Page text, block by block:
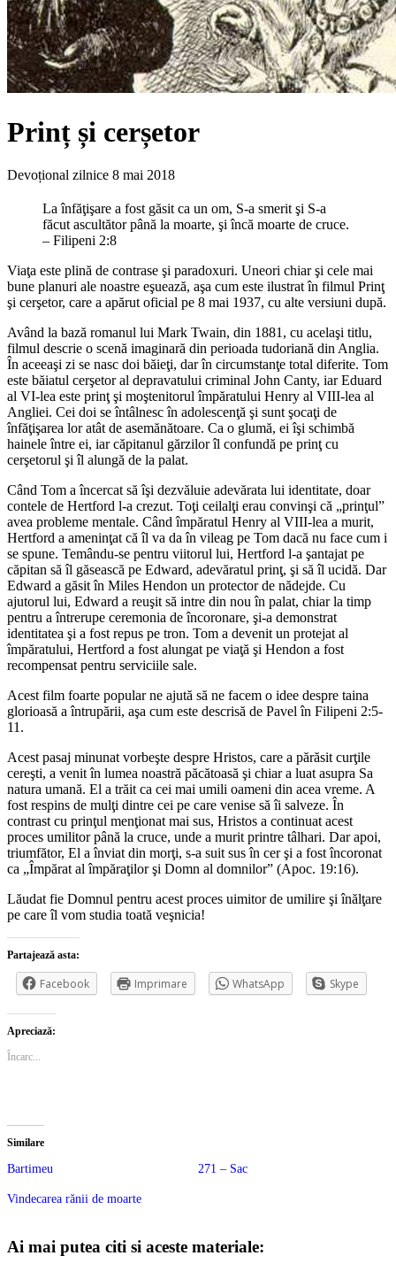
Prinț și cerșetor
Devoțional zilnice 8 mai 2018
La înfăţişare a fost găsit ca un om, S-a smerit şi S-a
făcut ascultător până la moarte, şi încă moarte de cruce.
– Filipeni 2:8
Viaţa este plină de contrase şi paradoxuri. Uneori chiar şi cele mai
bune planuri ale noastre eşuează, aşa cum este ilustrat în filmul Prinţ
şi cerşetor, care a apărut oficial pe 8 mai 1937, cu alte versiuni după.
Având la bază romanul lui Mark Twain, din 1881, cu acelaşi titlu,
filmul descrie o scenă imaginară din perioada tudoriană din Anglia.
În aceeaşi zi se nasc doi băieţi, dar în circumstanţe total diferite. Tom
este băiatul cerşetor al depravatului criminal John Canty, iar Eduard
al VI-lea este prinţ şi moştenitorul împăratului Henry al VIII-lea al
Angliei. Cei doi se întâlnesc în adolescenţă şi sunt şocaţi de
înfăţişarea lor atât de asemănătoare. Ca o glumă, ei îşi schimbă
hainele între ei, iar căpitanul gărzilor îl confundă pe prinţ cu
cerşetorul şi îl alungă de la palat.
Când Tom a încercat să îşi dezvăluie adevărata lui identitate, doar
contele de Hertford l-a crezut. Toţi ceilalţi erau convinşi că „prinţul”
avea probleme mentale. Când împăratul Henry al VIII-lea a murit,
Hertford a ameninţat că îl va da în vileag pe Tom dacă nu face cum i
se spune. Temându-se pentru viitorul lui, Hertford l-a şantajat pe
căpitan să îl găsească pe Edward, adevăratul prinţ, şi să îl ucidă. Dar
Edward a găsit în Miles Hendon un protector de nădejde. Cu
ajutorul lui, Edward a reuşit să intre din nou în palat, chiar la timp
pentru a întrerupe ceremonia de încoronare, şi-a demonstrat
identitatea şi a fost repus pe tron. Tom a devenit un protejat al
împăratului, Hertford a fost alungat pe viaţă şi Hendon a fost
recompensat pentru serviciile sale.
Acest film foarte popular ne ajută să ne facem o idee despre taina
glorioasă a întrupării, aşa cum este descrisă de Pavel în Filipeni 2:5-
11.
Acest pasaj minunat vorbeşte despre Hristos, care a părăsit curţile
cereşti, a venit în lumea noastră păcătoasă şi chiar a luat asupra Sa
natura umană. El a trăit ca cei mai umili oameni din acea vreme. A
fost respins de mulţi dintre cei pe care venise să îi salveze. În
contrast cu prinţul menţionat mai sus, Hristos a continuat acest
proces umilitor până la cruce, unde a murit printre tâlhari. Dar apoi,
triumfător, El a înviat din morţi, s-a suit sus în cer şi a fost încoronat
ca „Împărat al împăraţilor şi Domn al domnilor” (Apoc. 19:16).
Lăudat fie Domnul pentru acest proces uimitor de umilire şi înălţare
pe care îl vom studia toată veşnicia!
Partajează asta:
Facebook Imprimare WhatsApp Skype
Apreciază:
Încarc...
Similare
Bartimeu 271 – Sac
Vindecarea rănii de moarte
Ai mai putea citi si aceste materiale: